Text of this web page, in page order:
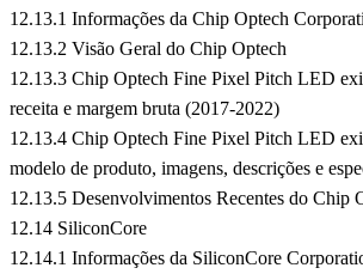
12.13.1 Informações da Chip Optech
12.13.2 Visão Geral do Chip Optech
12.13.3 Chip Optech Fine Pixel Pitch LED
receita e margem bruta (2017-2022)
12.13.4 Chip Optech Fine Pixel Pitch LED
modelo de produto, imagens, descrições e
12.13.5 Desenvolvimentos Recentes do Chip
12.14 SiliconCore
12.14.1 Informações da SiliconCore